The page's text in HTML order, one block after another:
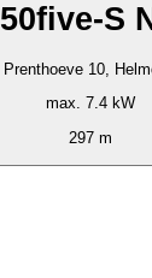
50five-S
Prenthoeve 10,
max. 7.4 kW
297 m